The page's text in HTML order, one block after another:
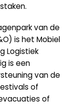
van de
is het Mobiel
Logistiek
is een
van de
of
of